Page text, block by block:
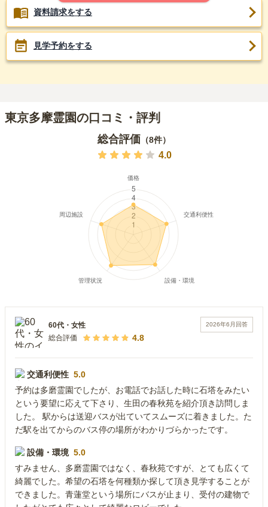
資料請求をする
見学予約をする
東京多摩霊園の口コミ・評判
総合評価 （8件）
4.0
2026年6月 回答
60代 ・ 女性
総合評価
4.8
交通利便性 5.0
予約は多磨霊園でしたが、お電話でお話した時に石塔をみたい
という要望に応えて下さり、生田の春秋苑を紹介頂き訪問しま
した。 駅からは送迎バスが出ていてスムーズに着きました。た
だ駅を出てからのバス停の場所がわかりづらかったです。
設備・環境 5.0
すみません、多磨霊園ではなく、春秋苑ですが、とても広くて
綺麗でした。希望の石塔を何種類か探して頂き見学することが
できました。青蓮堂という場所にバスが止まり、受付の建物で